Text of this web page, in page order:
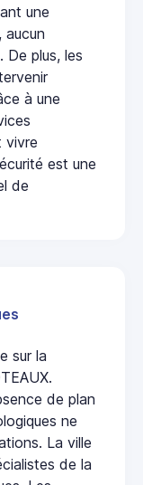
une
aucun
De plus, les
à une
vivre
est une
de
sur la
de plan
ne
La ville
de la